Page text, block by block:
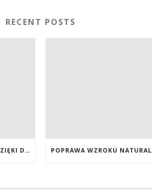
RECENT POSTS
JAK POPRAWIĆ WZROK DZIĘKI DIECIE, SUPLEMENTOM BOGATYM W ANTYOKSYDANTY I WITAMINY. JAK POPRAWIĆ WZROK? DIETA NA LEPSZY WZROK. LUTEINA NA WZROK. WITAMINY NA WZROK.